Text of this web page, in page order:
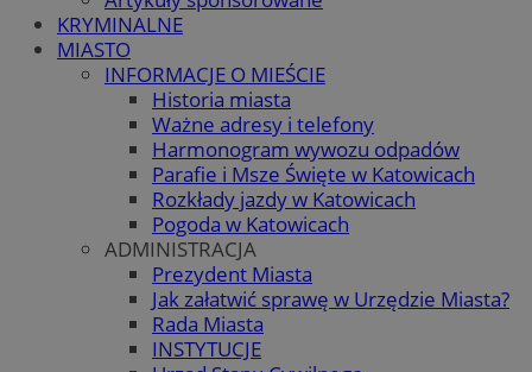
KRYMINALNE
MIASTO
INFORMACJE O MIEŚCIE
Historia miasta
Ważne adresy i telefony
Harmonogram wywozu odpadów
Parafie i Msze Święte w Katowicach
Rozkłady jazdy w Katowicach
Pogoda w Katowicach
ADMINISTRACJA
Prezydent Miasta
Jak załatwić sprawę w Urzędzie Miasta?
Rada Miasta
INSTYTUCJE